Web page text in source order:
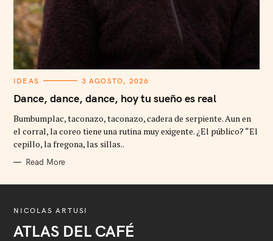
C
T
E
O
R
I
E
IDEAS 3 AGOSTO, 2026
Dance, dance, dance, hoy tu sueño es real
Bumbumplac, taconazo, taconazo, cadera de serpiente. Aun en
el corral, la coreo tiene una rutina muy exigente. ¿El público? “El
cepillo, la fregona, las sillas..
Read More
NICOLAS ARTUSI
ATLAS DEL CAFÉ